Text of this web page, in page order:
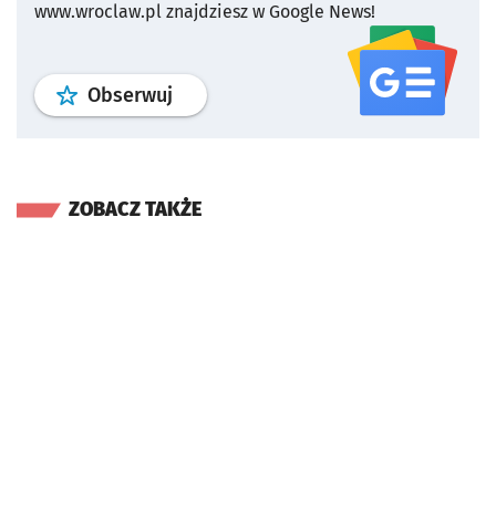
www.wroclaw.pl znajdziesz w Google News!
Obserwuj profil serwisu
ZOBACZ TAKŻE